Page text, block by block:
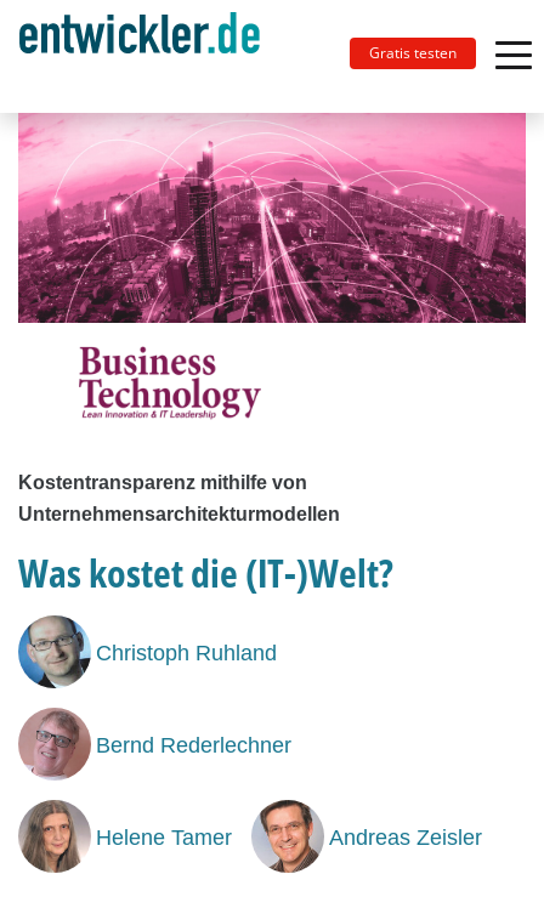
Gratis testen
Kostentransparenz mithilfe von
Unternehmensarchitekturmodellen
Was kostet die (IT-)Welt?
Christoph Ruhland
Bernd Rederlechner
Helene Tamer Andreas Zeisler